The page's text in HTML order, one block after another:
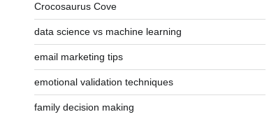
Crocosaurus Cove
data science vs machine learning
email marketing tips
emotional validation techniques
family decision making